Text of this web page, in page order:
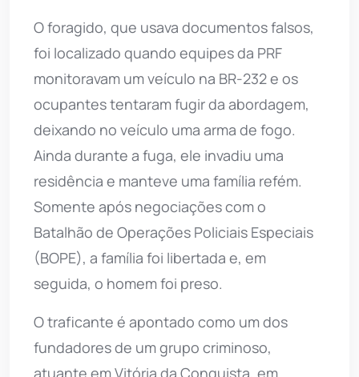
O foragido, que usava documentos falsos,
foi localizado quando equipes da PRF
monitoravam um veículo na BR-232 e os
ocupantes tentaram fugir da abordagem,
deixando no veículo uma arma de fogo.
Ainda durante a fuga, ele invadiu uma
residência e manteve uma família refém.
Somente após negociações com o
Batalhão de Operações Policiais Especiais
(BOPE), a família foi libertada e, em
seguida, o homem foi preso.
O traficante é apontado como um dos
fundadores de um grupo criminoso,